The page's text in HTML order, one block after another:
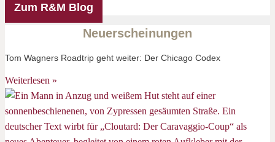
Zum R&M Blog
Neuerscheinungen
Tom Wagners Roadtrip geht weiter: Der Chicago Codex
Weiterlesen »